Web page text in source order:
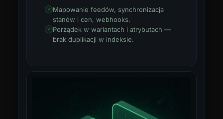
Mapowanie feedów, synchronizacja
stanów i cen, webhooks.
Porządek w wariantach i atrybutach —
brak duplikacji w indeksie.